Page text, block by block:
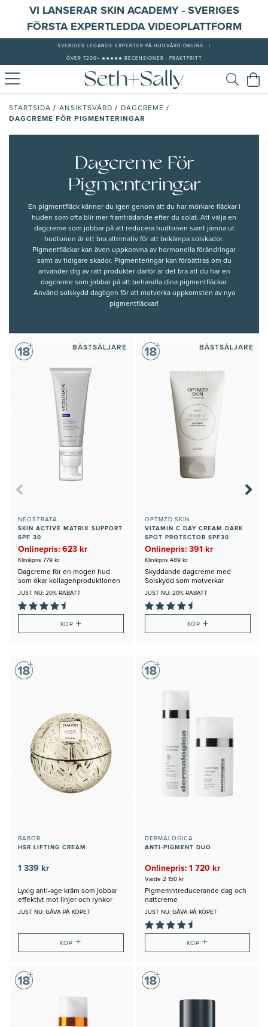
VI LANSERAR SKIN ACADEMY - SVERIGES
FÖRSTA EXPERTLEDDA VIDEOPLATTFORM
SVERIGES LEDANDE EXPERTER PÅ HUDVÅRD ONLINE
ÖVER 7200+ ★★★★★ RECENSIONER - FRAKTFRITT
STARTSIDA / ANSIKTSVÅRD / DAGCREME /
DAGCREME FÖR PIGMENTERINGAR
Dagcreme För
Pigmenteringar
En pigmentfläckkänner du igen genom att du har mörkare fläckar i
huden som ofta blir mer framträdande efter du solat. Att välja en
dagcreme som jobbar på att reducera hudtonen samt jämna ut
hudtonen är ett bra alternativ för att bekämpa solskador.
Pigmentfläckar kan även uppkomma av hormonella förändringar
samt av tidigare skador. Pigmenteringar kan förbättras om du
använder dig av rätt produkterdärför är det bra att du har en
dagcreme som jobbar på att behandladina pigmentfläckar.
Använd solskydd dagligen för att motverka uppkomsten av nya
pigmentfläckar!
BÄSTSÄLJARE
NEOSTRATA
SKIN ACTIVE MATRIX SUPPORT
SPF 30
Onlinepris: 623 kr
Klinikpris 779 kr
Dagcreme för en mogen hud
som ökar kollagenproduktionen
JUST NU: 20% RABATT
KÖP +
BÄSTSÄLJARE
OPTMZD.SKIN
VITAMIN C DAY CREAM DARK
SPOT PROTECTOR SPF30
Onlinepris: 391 kr
Klinikpris 489 kr
Skyddande dagcreme med
Solskydd som motverkar
Pigmenteringar
JUST NU: 20% RABATT
KÖP +
BABOR
HSR LIFTING CREAM
1 339 kr
Lyxig anti-age kräm som jobbar
effektivt mot linjer och rynkor
JUST NU: GÅVA PÅ KÖPET
KÖP+
DERMALOGICA
ANTI-PIGMENT DUO
Onlinepris: 1 720 kr
Värde 2 150 kr
Pigmemntreducerande dag och
nattcreme
JUST NU: GÅVA PÅ KÖPET
KÖP +